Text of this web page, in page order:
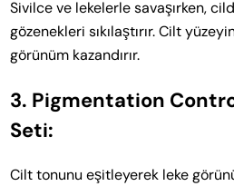
Sivilce ve lekelerle savaşırken,
gözenekleri sıkılaştırır. Cilt
görünüm kazandırır.
3. Pigmentation
Seti:
Cilt tonunu eşitleyerek leke